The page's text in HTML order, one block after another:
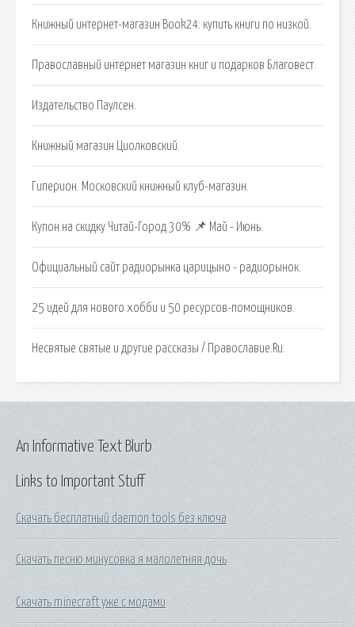
Книжный интернет-магазин Book24: купить книги по низкой.
Православный интернет магазин книг и подарков Благовест.
Издательство Паулсен.
Книжный магазин Циолковский.
Гиперион. Московский книжный клуб-магазин.
Купон на скидку Читай-Город 30% 📌 Май - Июнь.
Официальный сайт радиорынка царицыно - радиорынок.
25 идей для нового хобби и 50 ресурсов-помощников.
Несвятые святые и другие рассказы / Православие.Ru.
Links to Important Stuff
Скачать бесплатный daemon tools без ключа
Скачать песню минусовка я малолетняя дочь
Скачать minecraft уже с модами
An Informative Text Blurb